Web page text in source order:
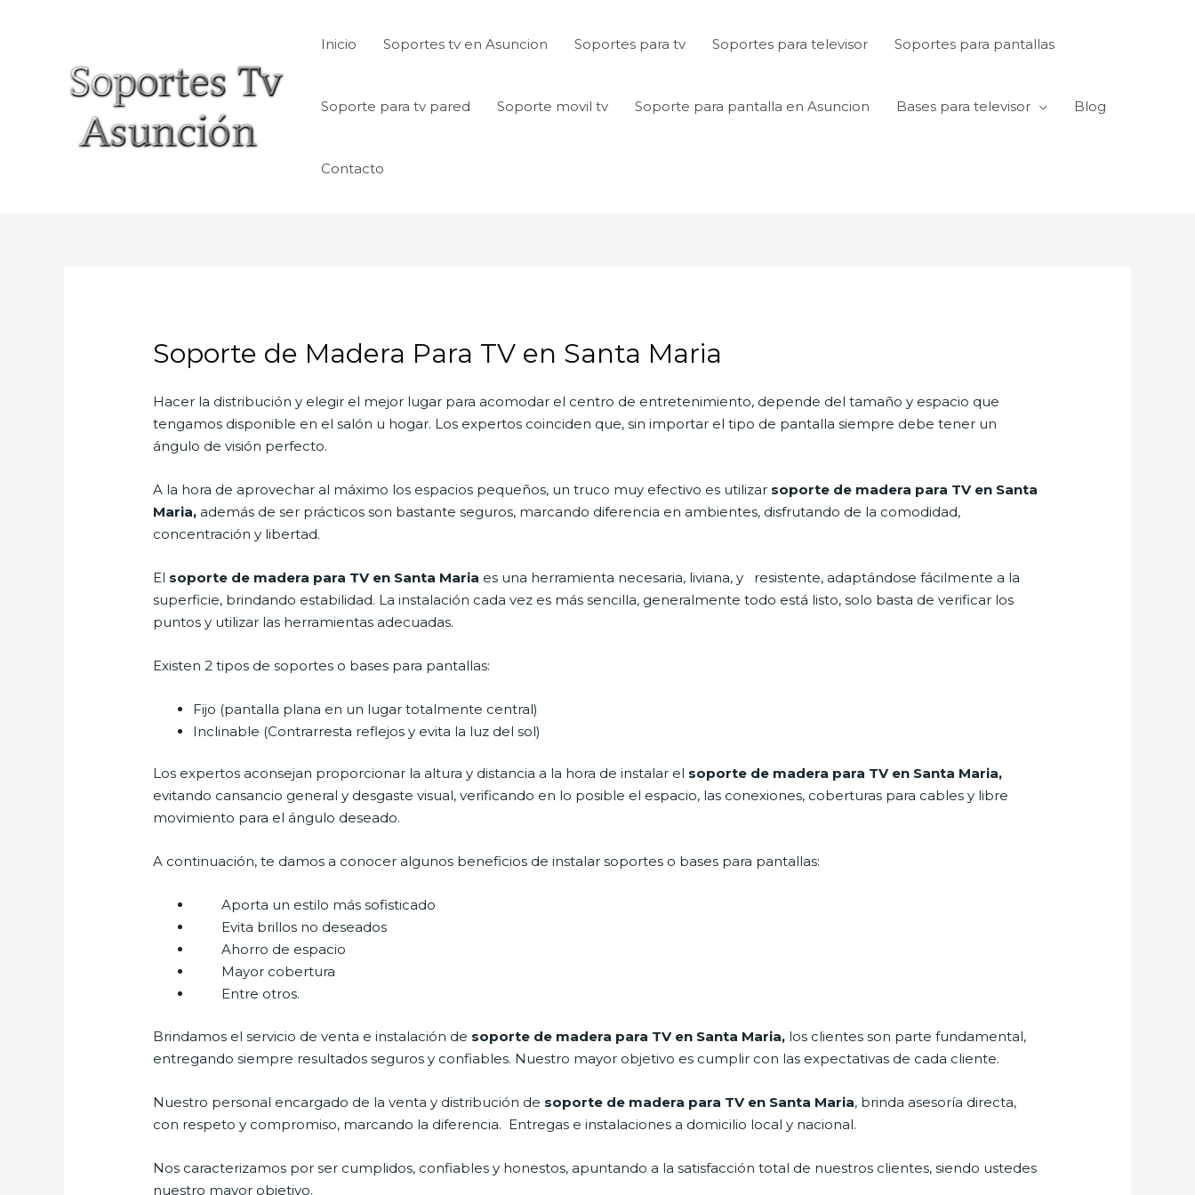
Inicio Soportes tv en Asuncion Soportes para tv Soportes para televisor Soportes para pantallas
Soporte para tv pared Soporte movil tv Soporte para pantalla en Asuncion Bases para televisor Blog
Contacto
Soporte de Madera Para TV en Santa Maria
Hacer la distribución y elegir el mejor lugar para acomodar el centro de entretenimiento, depende del tamaño y espacio que
tengamos disponible en el salón u hogar. Los expertos coinciden que, sin importar el tipo de pantalla siempre debe tener un
ángulo de visión perfecto.
A la hora de aprovechar al máximo los espacios pequeños, un truco muy efectivo es utilizar soporte de madera para TV en Santa
Maria, además de ser prácticos son bastante seguros, marcando diferencia en ambientes, disfrutando de la comodidad,
concentración y libertad.
El soporte de madera para TV en Santa Maria es una herramienta necesaria, liviana, y resistente, adaptándose fácilmente a la
superficie, brindando estabilidad. La instalación cada vez es más sencilla, generalmente todo está listo, solo basta de verificar los
puntos y utilizar las herramientas adecuadas.
Existen 2 tipos de soportes o bases para pantallas:
Fijo (pantalla plana en un lugar totalmente central)
Inclinable (Contrarresta reflejos y evita la luz del sol)
Los expertos aconsejan proporcionar la altura y distancia a la hora de instalar el soporte de madera para TV en Santa Maria,
evitando cansancio general y desgaste visual, verificando en lo posible el espacio, las conexiones, coberturas para cables y libre
movimiento para el ángulo deseado.
A continuación, te damos a conocer algunos beneficios de instalar soportes o bases para pantallas:
Aporta un estilo más sofisticado
Evita brillos no deseados
Ahorro de espacio
Mayor cobertura
Entre otros.
Brindamos el servicio de venta e instalación de soporte de madera para TV en Santa Maria, los clientes son parte fundamental,
entregando siempre resultados seguros y confiables. Nuestro mayor objetivo es cumplir con las expectativas de cada cliente.
Nuestro personal encargado de la venta y distribución de soporte de madera para TV en Santa Maria, brinda asesoría directa,
con respeto y compromiso, marcando la diferencia. Entregas e instalaciones a domicilio local y nacional.
Nos caracterizamos por ser cumplidos, confiables y honestos, apuntando a la satisfacción total de nuestros clientes, siendo ustedes
nuestro mayor objetivo.